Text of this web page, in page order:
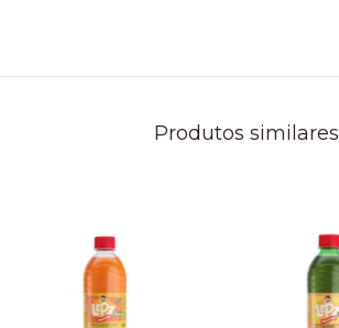
Produtos similares